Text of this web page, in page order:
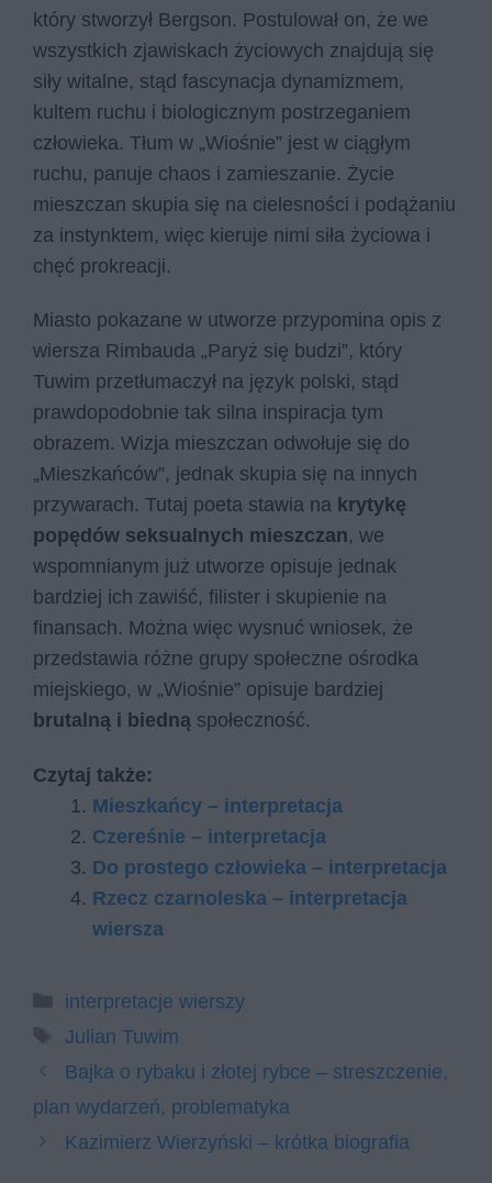
który stworzył Bergson. Postulował on, że we
wszystkich zjawiskach życiowych znajdują się
siły witalne, stąd fascynacja dynamizmem,
kultem ruchu i biologicznym postrzeganiem
człowieka. Tłum w „Wiośnie” jest w ciągłym
ruchu, panuje chaos i zamieszanie. Życie
mieszczan skupia się na cielesności i podążaniu
za instynktem, więc kieruje nimi siła życiowa i
chęć prokreacji.
Miasto pokazane w utworze przypomina opis z
wiersza Rimbauda „Paryż się budzi”, który
Tuwim przetłumaczył na język polski, stąd
prawdopodobnie tak silna inspiracja tym
obrazem. Wizja mieszczan odwołuje się do
„Mieszkańców”, jednak skupia się na innych
przywarach. Tutaj poeta stawia na krytykę
popędów seksualnych mieszczan, we
wspomnianym już utworze opisuje jednak
bardziej ich zawiść, filister i skupienie na
finansach. Można więc wysnuć wniosek, że
przedstawia różne grupy społeczne ośrodka
miejskiego, w „Wiośnie” opisuje bardziej
brutalną i biedną społeczność.
Czytaj także:
Mieszkańcy – interpretacja
Czereśnie – interpretacja
Do prostego człowieka – interpretacja
Rzecz czarnoleska – interpretacja
wiersza
Kategorie
interpretacje wierszy
Tagi
Julian Tuwim
Bajka o rybaku i złotej rybce – streszczenie,
plan wydarzeń, problematyka
Kazimierz Wierzyński – krótka biografia